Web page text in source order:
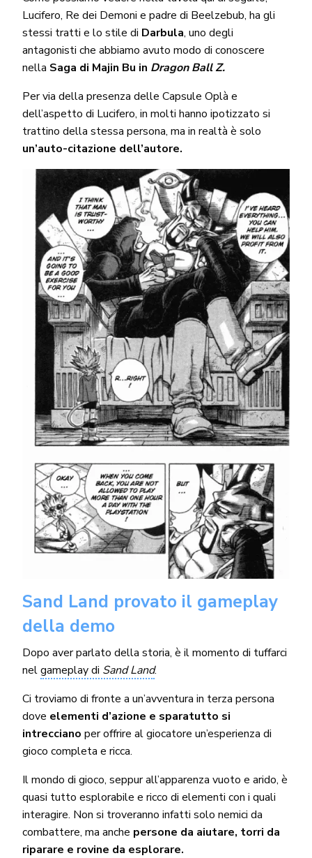
Lucifero, Re dei Demoni e padre di Beelzebub, ha gli
stessi tratti e lo stile di Darbula, uno degli
antagonisti che abbiamo avuto modo di conoscere
nella Saga di Majin Bu in Dragon Ball Z.
Per via della presenza delle Capsule Oplà e
dell’aspetto di Lucifero, in molti hanno ipotizzato si
trattino della stessa persona, ma in realtà è solo
un’auto-citazione dell’autore.
Sand Land provato il gameplay
della demo
Dopo aver parlato della storia, è il momento di tuffarci
nelgameplay di Sand Land.
Ci troviamo di fronte a un’avventura in terza persona
dove elementi d’azione e sparatutto si
intrecciano per offrire al giocatore un’esperienza di
gioco completa e ricca.
Il mondo di gioco, seppur all’apparenza vuoto e arido, è
quasi tutto esplorabile e ricco di elementi con i quali
interagire. Non si troveranno infatti solo nemici da
combattere, ma anche persone da aiutare, torri da
riparare e rovine da esplorare.